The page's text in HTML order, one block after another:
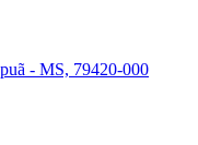
- MS, 79420-000